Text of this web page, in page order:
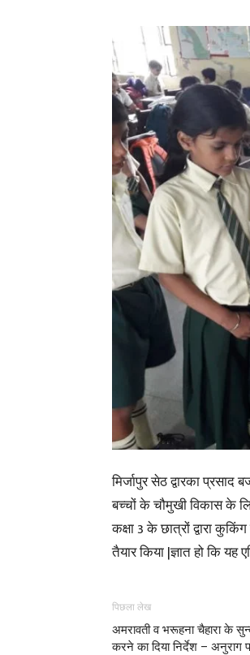
मिर्जापुर सेठ द्वारका प्रसाद
बच्चों के चौमुखी विकास के
कक्षा 3 के छात्रों द्वारा
तैयार किया |ज्ञात हो कि
पिछला लेख
अमरावती व भरूहना चैहारा के
करने का दिया निर्देश – अनुराग